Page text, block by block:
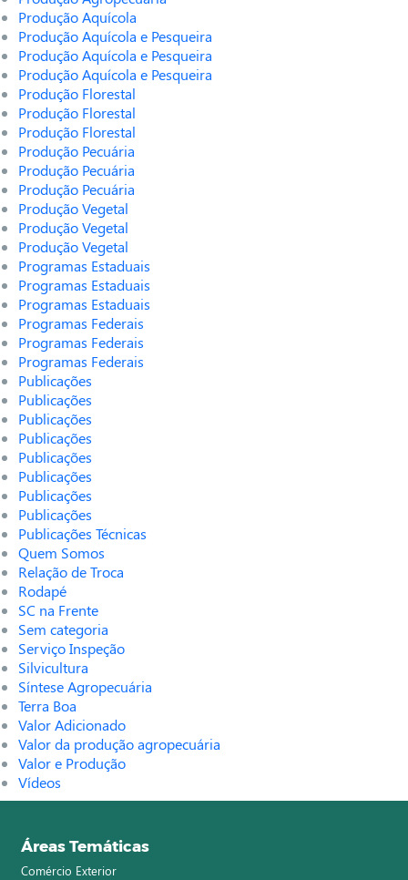
Produção Aquícola
Produção Aquícola e Pesqueira
Produção Aquícola e Pesqueira
Produção Aquícola e Pesqueira
Produção Florestal
Produção Florestal
Produção Florestal
Produção Pecuária
Produção Pecuária
Produção Pecuária
Produção Vegetal
Produção Vegetal
Produção Vegetal
Programas Estaduais
Programas Estaduais
Programas Estaduais
Programas Federais
Programas Federais
Programas Federais
Publicações
Publicações
Publicações
Publicações
Publicações
Publicações
Publicações
Publicações
Publicações Técnicas
Quem Somos
Relação de Troca
Rodapé
SC na Frente
Sem categoria
Serviço Inspeção
Silvicultura
Síntese Agropecuária
Terra Boa
Valor Adicionado
Valor da produção agropecuária
Valor e Produção
Vídeos
Áreas Temáticas
Comércio Exterior